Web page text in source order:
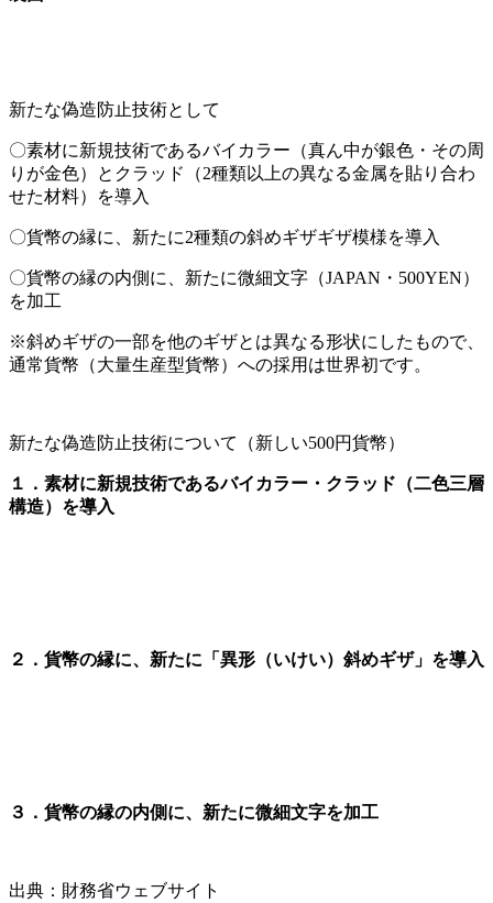
新たな偽造防止技術として
〇素材に新規技術であるバイカラー（真ん中が銀色・その周
りが金色）とクラッド（2種類以上の異なる金属を貼り合わ
せた材料）を導入
〇貨幣の縁に、新たに2種類の斜めギザギザ模様を導入
〇貨幣の縁の内側に、新たに微細文字（JAPAN・500YEN）
を加工
※斜めギザの一部を他のギザとは異なる形状にしたもので、
通常貨幣（大量生産型貨幣）への採用は世界初です。
新たな偽造防止技術について（新しい500円貨幣）
１．素材に新規技術であるバイカラー・クラッド（二色三層
構造）を導入
２．貨幣の縁に、新たに「異形（いけい）斜めギザ」を導入
３．貨幣の縁の内側に、新たに微細文字を加工
出典：財務省ウェブサイト